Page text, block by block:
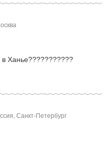
Ханье???????????
Санкт-Петербург